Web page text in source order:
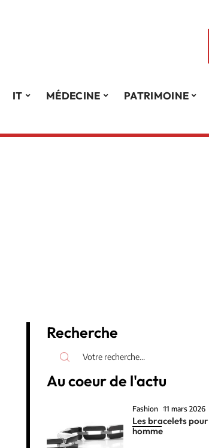
IT MÉDECINE
PATRIMOINE
Recherche
Au coeur de l'actu
Fashion 11 mars 2026
Les bracelets pour
homme